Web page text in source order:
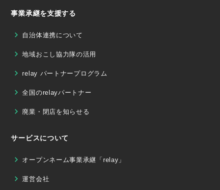
事業承継を支援する
自治体連携について
地域おこし協力隊の活用
relay パートナープログラム
全国のrelayパートナー
廃業・閉店を知らせる
サービスについて
オープンネーム事業承継「relay」
運営会社